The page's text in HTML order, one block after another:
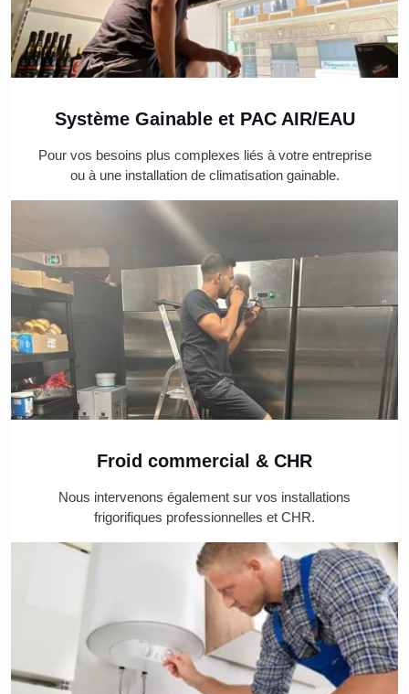
Système Gainable et PAC AIR/EAU
Pour vos besoins plus complexes liés à votre entreprise
ou à une installation de climatisation gainable.
Froid commercial & CHR
Nous intervenons également sur vos installations
frigorifiques professionnelles et CHR.